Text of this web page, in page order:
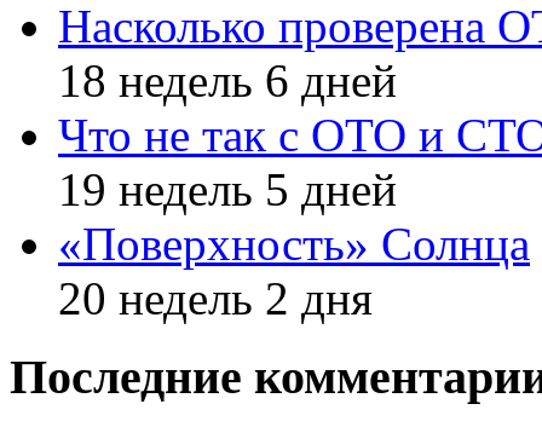
Насколько проверена
18 недель 6 дней
Что не так с ОТО и
19 недель 5 дней
«Поверхность» Солнца
20 недель 2 дня
Последние